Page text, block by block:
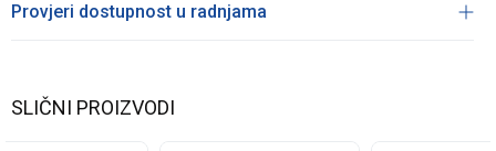
Provjeri dostupnost u radnjama
SLIČNI PROIZVODI